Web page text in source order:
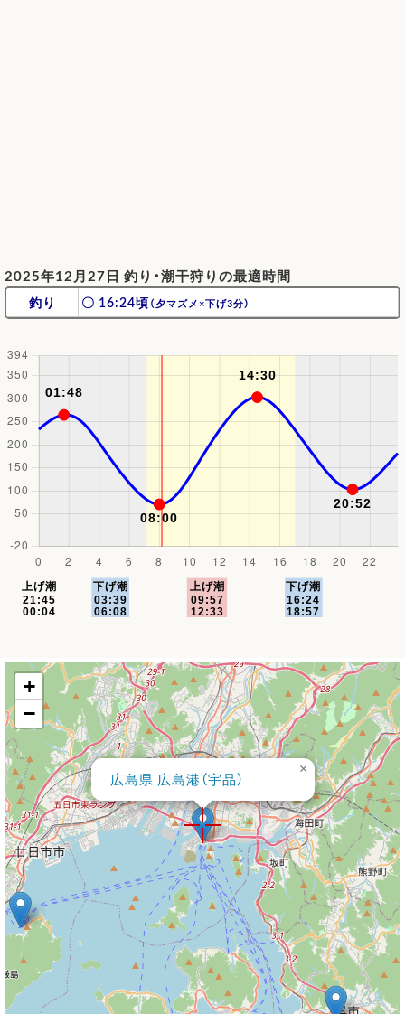
2025年12月27日 釣り・潮干狩りの最適時間
釣り 〇 16:24頃（夕マズメ×下げ3分）
広島県 広島港（宇品）
×
+
−